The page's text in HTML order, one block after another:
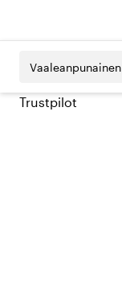
Vaaleanpunainen
Trustpilot